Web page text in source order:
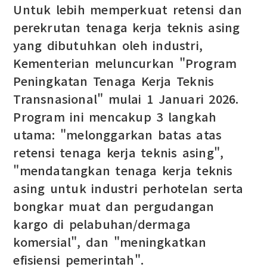
Untuk lebih memperkuat retensi dan
perekrutan tenaga kerja teknis asing
yang dibutuhkan oleh industri,
Kementerian meluncurkan "Program
Peningkatan Tenaga Kerja Teknis
Transnasional" mulai 1 Januari 2026.
Program ini mencakup 3 langkah
utama: "melonggarkan batas atas
retensi tenaga kerja teknis asing",
"mendatangkan tenaga kerja teknis
asing untuk industri perhotelan serta
bongkar muat dan pergudangan
kargo di pelabuhan/dermaga
komersial", dan "meningkatkan
efisiensi pemerintah".